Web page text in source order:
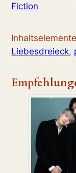
Fiction
Liebesdreieck,